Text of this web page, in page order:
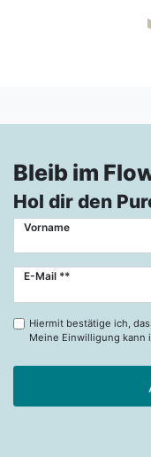
Bleib im
Hol dir den
Vorname
E-Mail **
Newsletter
Hiermit bestätige ich,
Meine Einwilligung